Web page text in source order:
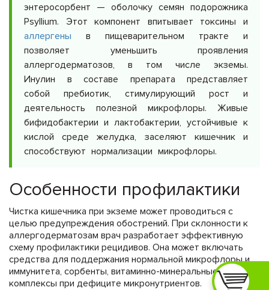
энтеросорбент — оболочку семян подорожника
Psyllium. Этот компонент впитывает токсины и
аллергены в пищеварительном тракте и
позволяет уменьшить проявления
аллергодерматозов, в том числе экземы.
Инулин в составе препарата представляет
собой пребиотик, стимулирующий рост и
деятельность полезной микрофлоры. Живые
бифидобактерии и лактобактерии, устойчивые к
кислой среде желудка, заселяют кишечник и
способствуют нормализации микрофлоры.
Особенности профилактики
Чистка кишечника при экземе может проводиться с
целью предупреждения обострений. При склонности к
аллергодерматозам врач разработает эффективную
схему профилактики рецидивов. Она может включать
средства для поддержания нормальной микрофлоры и
иммунитета, сорбенты, витаминно-минеральные
комплексы при дефиците микронутриентов.